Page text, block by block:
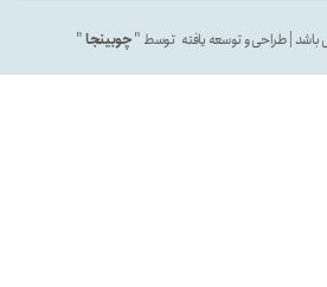
| طراحی و توسعه یافته توسط "چوبینجا"